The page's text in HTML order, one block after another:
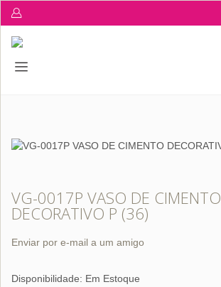
VG-0017P VASO DE CIMENTO
DECORATIVO P (36)
Enviar por e-mail a um amigo
Disponibilidade: Em Estoque